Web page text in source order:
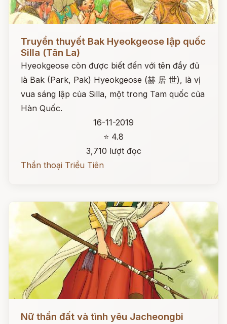
Đọc ngay
Truyền thuyết Bak Hyeokgeose lập quốc
Silla (Tân La)
Hyeokgeose còn được biết đến với tên đầy đủ
là Bak (Park, Pak) Hyeokgeose (赫 居 世), là vị
vua sáng lập của Silla, một trong Tam quốc của
Hàn Quốc.
16-11-2019
⭐ 4.8
3,710 lượt đọc
Thần thoại Triều Tiên
Nữ thần đất và tình yêu Jacheongbi